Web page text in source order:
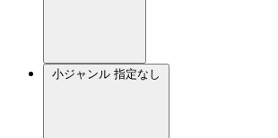
小ジャンル 指定なし